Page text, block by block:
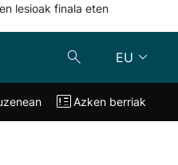
lesioak finala eten
EU
Zuzenean
Azken berriak